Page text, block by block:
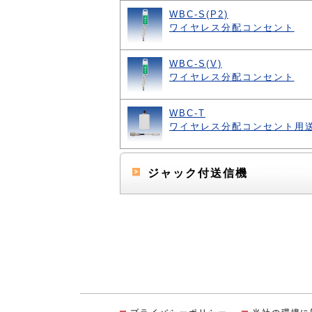
WBC-S(P2)
ワイヤレス分配コンセント
WBC-S(V)
ワイヤレス分配コンセント
WBC-T
ワイヤレス分配コンセント用
ジャック付送信機